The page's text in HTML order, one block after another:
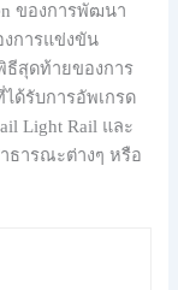
ของการพัฒนา
การแข่งขัน
ธีสุดท้ายของการ
ด้รับการอัพเกรด
Light Rail และ
ธารณะต่างๆ หรือ